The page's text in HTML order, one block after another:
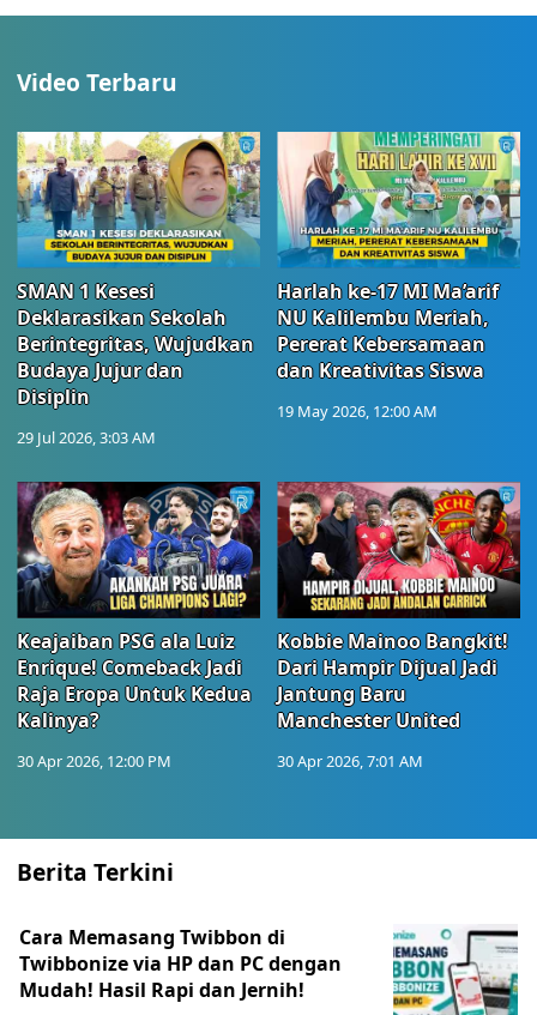
Video Terbaru
SMAN 1 Kesesi
Deklarasikan Sekolah
Berintegritas, Wujudkan
Budaya Jujur dan
Disiplin
29 Jul 2026, 3:03 AM
Harlah ke-17 MI Ma’arif
NU Kalilembu Meriah,
Pererat Kebersamaan
dan Kreativitas Siswa
19 May 2026, 12:00 AM
Keajaiban PSG ala Luiz
Enrique! Comeback Jadi
Raja Eropa Untuk Kedua
Kalinya?
30 Apr 2026, 12:00 PM
Kobbie Mainoo Bangkit!
Dari Hampir Dijual Jadi
Jantung Baru
Manchester United
30 Apr 2026, 7:01 AM
Berita Terkini
Cara Memasang Twibbon di
Twibbonize via HP dan PC dengan
Mudah! Hasil Rapi dan Jernih!